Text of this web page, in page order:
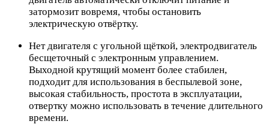
затормозит вовремя, чтобы остановить
электрическую отвёртку.
Нет двигателя с угольной щёткой, электродвигатель
бесщеточный с электронным управлением.
Выходной крутящий момент более стабилен,
подходит для использования в беспылевой зоне,
высокая стабильность, простота в эксплуатации,
отвертку можно использовать в течение длительного
времени.